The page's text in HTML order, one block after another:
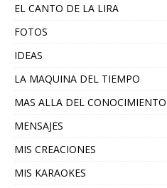
EL CANTO DE LA LIRA
FOTOS
IDEAS
LA MAQUINA DEL TIEMPO
MAS ALLA DEL CONOCIMIENTO
MENSAJES
MIS CREACIONES
MIS KARAOKES